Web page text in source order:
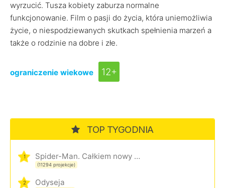
wyrzucić. Tusza kobiety zaburza normalne
funkcjonowanie. Film o pasji do życia, która uniemożliwia
życie, o niespodziewanych skutkach spełnienia marzeń a
także o rodzinie na dobre i złe.
ograniczenie wiekowe 12+
TOP TYGODNIA
1 Spider-Man. Całkiem nowy dzień
(11294 projekcje)
2 Odyseja